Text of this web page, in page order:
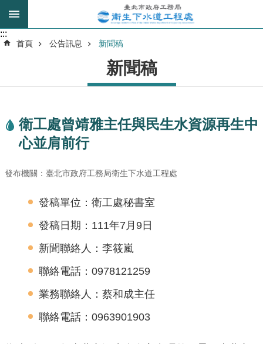
跳到主要內容區塊
進
我
的
分
是
:::
:::
首頁 公告訊息 新聞稿
新聞稿
衛工處曾靖雅主任與民生水資源再生中
心並肩前行
發布機關：臺北市政府工務局衛生下水道工程處
發稿單位：衛工處秘書室
發稿日期：111年7月9日
新聞聯絡人：李筱嵐
聯絡電話：0978121259
業務聯絡人：蔡和成主任
聯絡電話：0963901903